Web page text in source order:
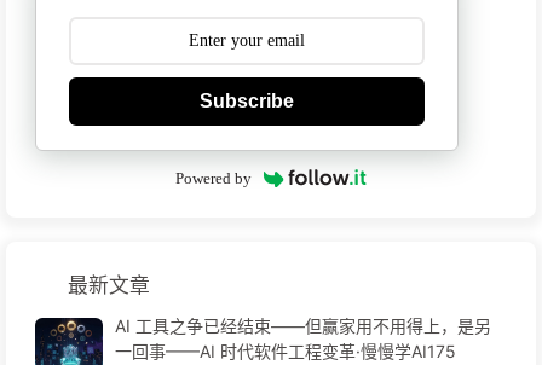
Subscribe
Powered by
最新文章
AI 工具之争已经结束——但赢家用不用得上，是另
一回事——AI 时代软件工程变革·慢慢学AI175